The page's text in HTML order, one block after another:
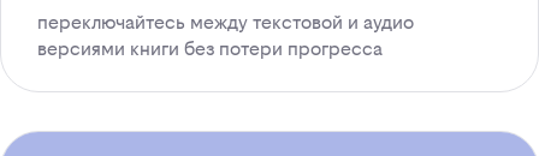
переключайтесь между текстовой и аудио
версиями книги без потери прогресса